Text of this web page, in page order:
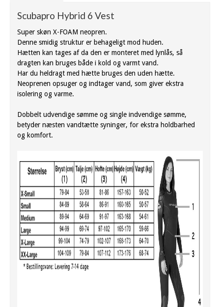
Scubapro Hybrid 6 Vest
Super skøn X-FOAM neopren.
Denne smidig struktur er behageligt mod huden.
Hætten kan tages af da den er monteret med lynlås, så
dragten kan bruges både i kold og varmt vand.
Har du heldragt med hætte bruges den uden hætte.
Neoprenen opsuger og indtager vand, som giver ekstra
isolering og varme.
Dobbelt udvendige sømme og single indvendige sømme,
betyder næsten vandtætte syninger, for ekstra holdbarhed
og komfort.